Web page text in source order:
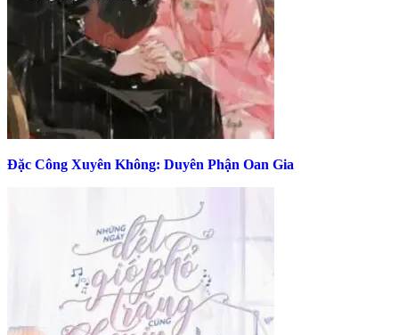
Đặc Công Xuyên Không: Duyên Phận Oan Gia